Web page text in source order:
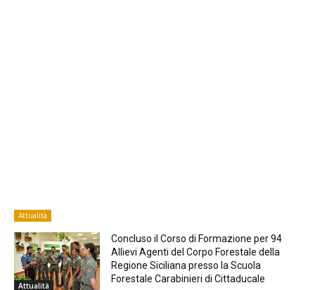
Attualità
Attualità
Concluso il Corso di Formazione per 94
Allievi Agenti del Corpo Forestale della
Regione Siciliana presso la Scuola
Forestale Carabinieri di Cittaducale